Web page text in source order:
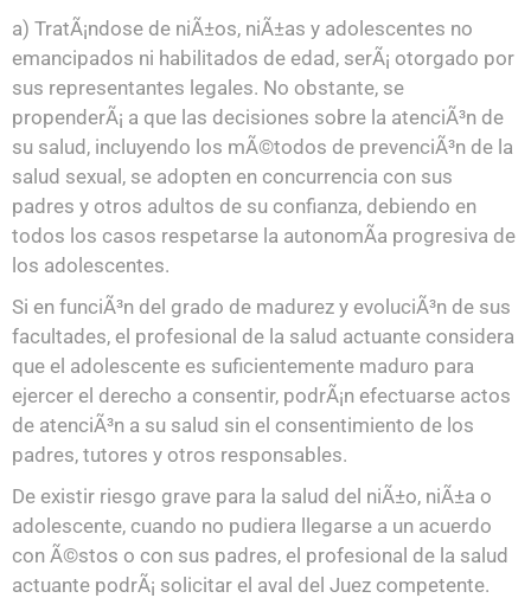
a) TratÃ¡ndose de niÃ±os, niÃ±as y adolescentes no
emancipados ni habilitados de edad, serÃ¡ otorgado por
sus representantes legales. No obstante, se
propenderÃ¡ a que las decisiones sobre la atenciÃ³n de
su salud, incluyendo los mÃ©todos de prevenciÃ³n de la
salud sexual, se adopten en concurrencia con sus
padres y otros adultos de su confianza, debiendo en
todos los casos respetarse la autonomÃ­a progresiva de
los adolescentes.
Si en funciÃ³n del grado de madurez y evoluciÃ³n de sus
facultades, el profesional de la salud actuante considera
que el adolescente es suficientemente maduro para
ejercer el derecho a consentir, podrÃ¡n efectuarse actos
de atenciÃ³n a su salud sin el consentimiento de los
padres, tutores y otros responsables.
De existir riesgo grave para la salud del niÃ±o, niÃ±a o
adolescente, cuando no pudiera llegarse a un acuerdo
con Ã©stos o con sus padres, el profesional de la salud
actuante podrÃ¡ solicitar el aval del Juez competente.